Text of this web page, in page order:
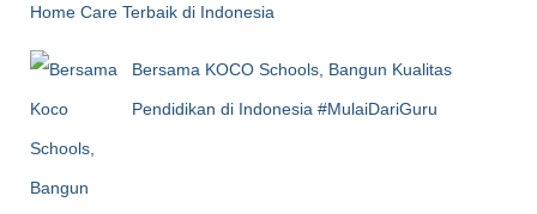
Home Care Terbaik di Indonesia
Bersama KOCO Schools, Bangun Kualitas
Pendidikan di Indonesia #MulaiDariGuru